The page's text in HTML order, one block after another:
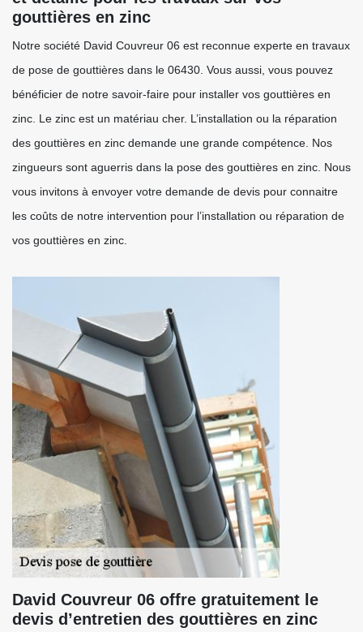
gouttières en zinc
Notre société David Couvreur 06 est reconnue experte en travaux
de pose de gouttières dans le 06430. Vous aussi, vous pouvez
bénéficier de notre savoir-faire pour installer vos gouttières en
zinc. Le zinc est un matériau cher. L’installation ou la réparation
des gouttières en zinc demande une grande compétence. Nos
zingueurs sont aguerris dans la pose des gouttières en zinc. Nous
vous invitons à envoyer votre demande de devis pour connaitre
les coûts de notre intervention pour l’installation ou réparation de
vos gouttières en zinc.
David Couvreur 06 offre gratuitement le
devis d’entretien des gouttières en zinc